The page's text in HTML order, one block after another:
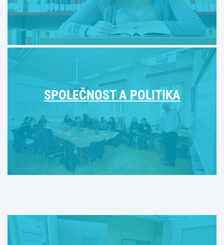
SPOLEČNOST A POLITIKA